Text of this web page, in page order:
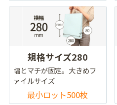
規格サイズ280
幅とマチが固定。大きめフ
ァイルサイズ
最小ロット500枚